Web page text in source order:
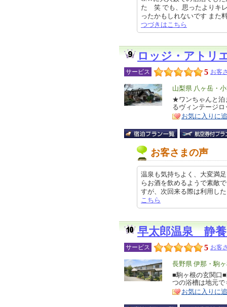
た 笑 でも、思ったよりキ
ったかもしれないです ま
つづきはこちら
ロッジ・アトリ
サービス 5 お客
エ
リ
ア
山梨県 八ヶ岳・
特
徴
★ワンちゃんと泊
るヴィンテージロ
お気に入りに
お客さまの声
温泉も気持ちよく、大変満
らお酒を飲めるようで素敵
すが、次回来る際は利用し
こちら
早太郎温泉 静
サービス 5 お客
エ
リ
ア
長野県 伊那・駒
特
徴
■駒ヶ根の玄関口
つの浴槽は地元で
お気に入りに